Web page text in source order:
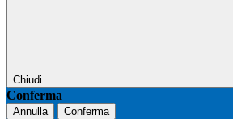
Chiudi
Conferma
Annulla Conferma